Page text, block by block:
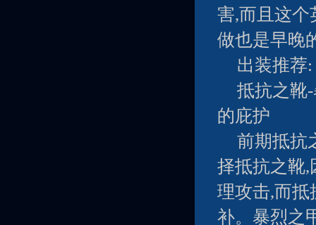
害,而且这个
做也是早晚
出装推荐:
抵抗之靴
的庇护
前期抵抗
择抵抗之靴,
理攻击,而抵
补。暴烈之